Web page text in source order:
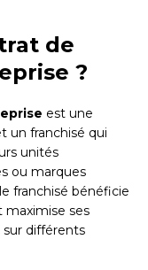
de
?
est une
un franchisé qui
unités
ou marques
franchisé bénéficie
maximise ses
différents